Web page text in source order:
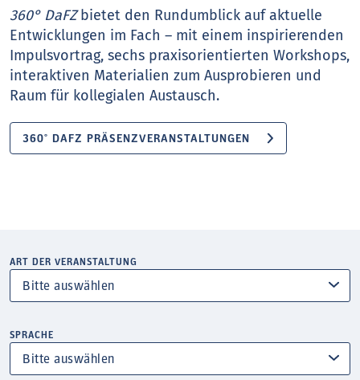
360° DaFZbietet den Rundumblick auf aktuelle
Entwicklungen im Fach – mit einem inspirierenden
Impulsvortrag, sechs praxisorientierten Workshops,
interaktiven Materialien zum Ausprobieren und
Raum für kollegialen Austausch.
360° DAFZ PRÄSENZVERANSTALTUNGEN
ART DER VERANSTALTUNG
SPRACHE